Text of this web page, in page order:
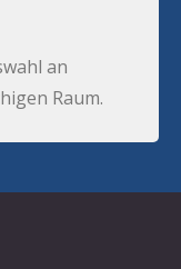
an
Raum.